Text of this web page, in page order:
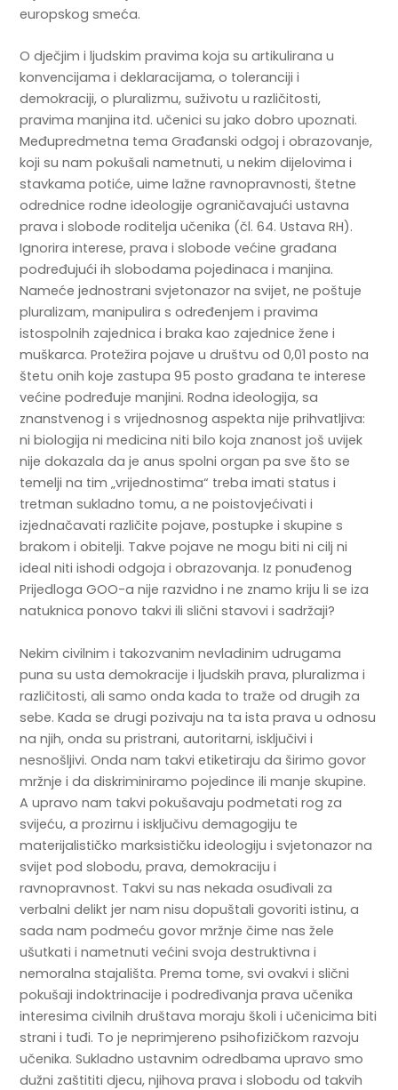
europskog smeća.
O dječjim i ljudskim pravima koja su artikulirana u
konvencijama i deklaracijama, o toleranciji i
demokraciji, o pluralizmu, suživotu u različitosti,
pravima manjina itd. učenici su jako dobro upoznati.
Međupredmetna tema Građanski odgoj i obrazovanje,
koji su nam pokušali nametnuti, u nekim dijelovima i
stavkama potiće, uime lažne ravnopravnosti, štetne
odrednice rodne ideologije ograničavajući ustavna
prava i slobode roditelja učenika (čl. 64. Ustava RH).
Ignorira interese, prava i slobode većine građana
podređujući ih slobodama pojedinaca i manjina.
Nameće jednostrani svjetonazor na svijet, ne poštuje
pluralizam, manipulira s određenjem i pravima
istospolnih zajednica i braka kao zajednice žene i
muškarca. Protežira pojave u društvu od 0,01 posto na
štetu onih koje zastupa 95 posto građana te interese
većine podređuje manjini. Rodna ideologija, sa
znanstvenog i s vrijednosnog aspekta nije prihvatljiva:
ni biologija ni medicina niti bilo koja znanost još uvijek
nije dokazala da je anus spolni organ pa sve što se
temelji na tim „vrijednostima“ treba imati status i
tretman sukladno tomu, a ne poistovjećivati i
izjednačavati različite pojave, postupke i skupine s
brakom i obitelji. Takve pojave ne mogu biti ni cilj ni
ideal niti ishodi odgoja i obrazovanja. Iz ponuđenog
Prijedloga GOO-a nije razvidno i ne znamo kriju li se iza
natuknica ponovo takvi ili slični stavovi i sadržaji?
Nekim civilnim i takozvanim nevladinim udrugama
puna su usta demokracije i ljudskih prava, pluralizma i
različitosti, ali samo onda kada to traže od drugih za
sebe. Kada se drugi pozivaju na ta ista prava u odnosu
na njih, onda su pristrani, autoritarni, isključivi i
nesnošljivi. Onda nam takvi etiketiraju da širimo govor
mržnje i da diskriminiramo pojedince ili manje skupine.
A upravo nam takvi pokušavaju podmetati rog za
svijeću, a prozirnu i isključivu demagogiju te
materijalističko marksističku ideologiju i svjetonazor na
svijet pod slobodu, prava, demokraciju i
ravnopravnost. Takvi su nas nekada osuđivali za
verbalni delikt jer nam nisu dopuštali govoriti istinu, a
sada nam podmeću govor mržnje čime nas žele
ušutkati i nametnuti većini svoja destruktivna i
nemoralna stajališta. Prema tome, svi ovakvi i slični
pokušaji indoktrinacije i podređivanja prava učenika
interesima civilnih društava moraju školi i učenicima biti
strani i tuđi. To je neprimjereno psihofizičkom razvoju
učenika. Sukladno ustavnim odredbama upravo smo
dužni zaštititi djecu, njihova prava i slobodu od takvih